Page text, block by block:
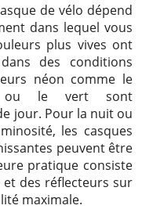
de vélo dépend
dans lequel vous
plus vives ont
des conditions
néon comme le
ou le vert sont
jour. Pour la nuit ou
les casques
peuvent être
pratique consiste
des réflecteurs sur
maximale.